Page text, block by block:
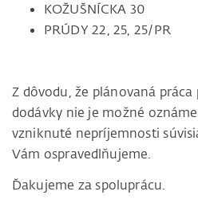
KOŽUŠNÍCKA 30
PRÚDY 22, 25, 25/PR
Z dôvodu, že plánovaná
dodávky nie je možné
vzniknuté nepríjemnosti
Vám ospravedlňujeme.
Ďakujeme za spoluprácu.